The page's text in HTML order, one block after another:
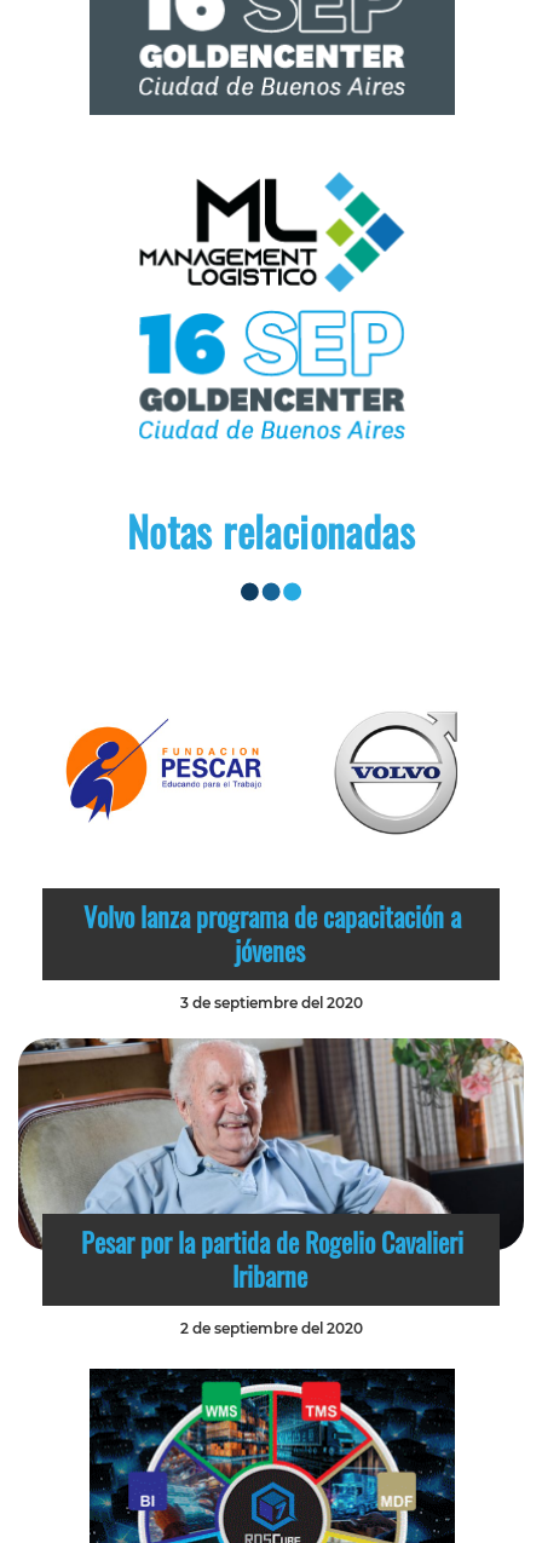
Notas relacionadas
Volvo lanza programa de capacitación a
jóvenes
3 de septiembre del 2020
Pesar por la partida de Rogelio Cavalieri
Iribarne
2 de septiembre del 2020